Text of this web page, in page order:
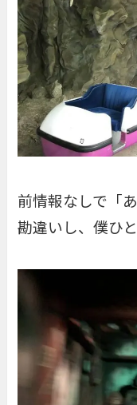
前情報なしで「
勘違いし、僕ひ